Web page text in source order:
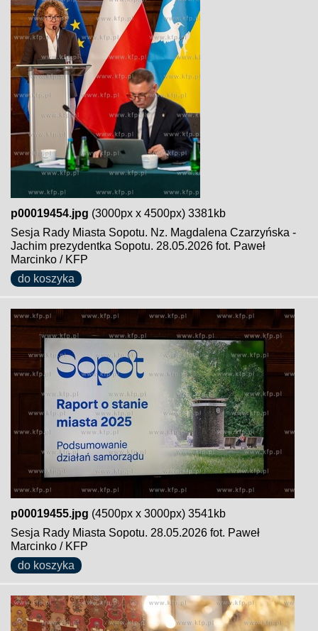
p00019454.jpg (3000px x 4500px) 3381kb
Sesja Rady Miasta Sopotu. Nz. Magdalena Czarzyńska -
Jachim prezydentka Sopotu. 28.05.2026 fot. Paweł
Marcinko / KFP
do koszyka
p00019455.jpg (4500px x 3000px) 3541kb
Sesja Rady Miasta Sopotu. 28.05.2026 fot. Paweł
Marcinko / KFP
do koszyka